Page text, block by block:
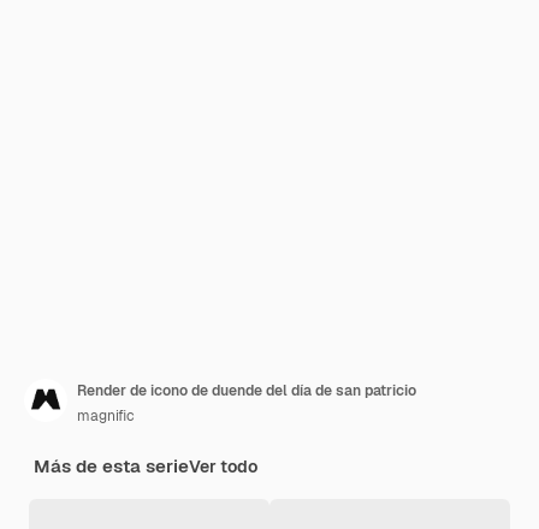
Render de icono de duende del día de san patricio
magnific
Más de esta serieVer todo